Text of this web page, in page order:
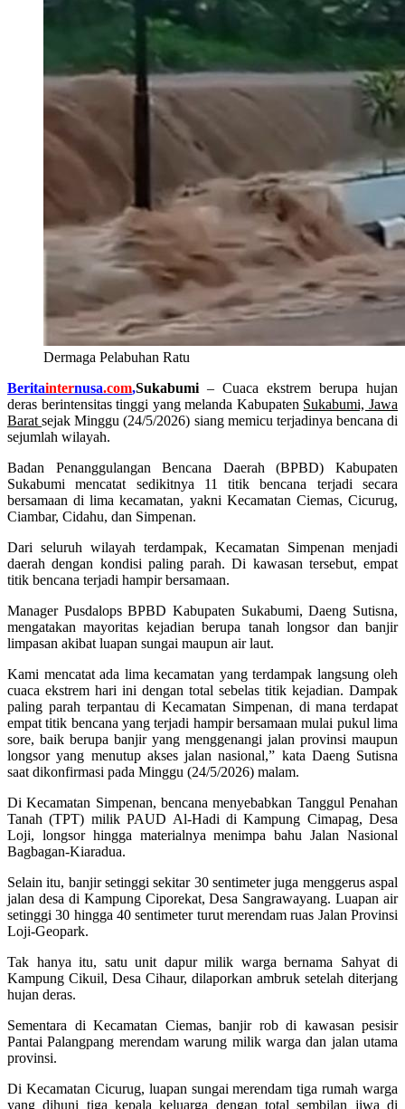
Dermaga Pelabuhan Ratu
Beritainternusa.com,Sukabumi – Cuaca ekstrem berupa hujan
deras berintensitas tinggi yang melanda Kabupaten Sukabumi, Jawa
Baratsejak Minggu (24/5/2026) siang memicu terjadinya bencana di
sejumlah wilayah.
Badan Penanggulangan Bencana Daerah (BPBD) Kabupaten
Sukabumi mencatat sedikitnya 11 titik bencana terjadi secara
bersamaan di lima kecamatan, yakni Kecamatan Ciemas, Cicurug,
Ciambar, Cidahu, dan Simpenan.
Dari seluruh wilayah terdampak, Kecamatan Simpenan menjadi
daerah dengan kondisi paling parah. Di kawasan tersebut, empat
titik bencana terjadi hampir bersamaan.
Manager Pusdalops BPBD Kabupaten Sukabumi, Daeng Sutisna,
mengatakan mayoritas kejadian berupa tanah longsor dan banjir
limpasan akibat luapan sungai maupun air laut.
Kami mencatat ada lima kecamatan yang terdampak langsung oleh
cuaca ekstrem hari ini dengan total sebelas titik kejadian. Dampak
paling parah terpantau di Kecamatan Simpenan, di mana terdapat
empat titik bencana yang terjadi hampir bersamaan mulai pukul lima
sore, baik berupa banjir yang menggenangi jalan provinsi maupun
longsor yang menutup akses jalan nasional,” kata Daeng Sutisna
saat dikonfirmasi pada Minggu (24/5/2026) malam.
Di Kecamatan Simpenan, bencana menyebabkan Tanggul Penahan
Tanah (TPT) milik PAUD Al-Hadi di Kampung Cimapag, Desa
Loji, longsor hingga materialnya menimpa bahu Jalan Nasional
Bagbagan-Kiaradua.
Selain itu, banjir setinggi sekitar 30 sentimeter juga menggerus aspal
jalan desa di Kampung Ciporekat, Desa Sangrawayang. Luapan air
setinggi 30 hingga 40 sentimeter turut merendam ruas Jalan Provinsi
Loji-Geopark.
Tak hanya itu, satu unit dapur milik warga bernama Sahyat di
Kampung Cikuil, Desa Cihaur, dilaporkan ambruk setelah diterjang
hujan deras.
Sementara di Kecamatan Ciemas, banjir rob di kawasan pesisir
Pantai Palangpang merendam warung milik warga dan jalan utama
provinsi.
Di Kecamatan Cicurug, luapan sungai merendam tiga rumah warga
yang dihuni tiga kepala keluarga dengan total sembilan jiwa di